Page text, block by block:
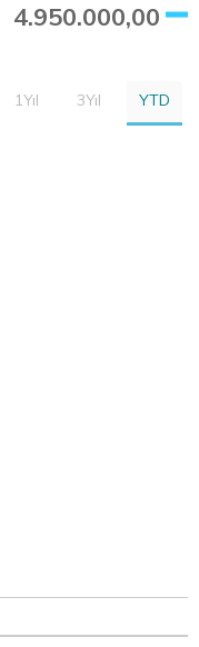
4.950.000,00
1Yıl 3Yıl YTD